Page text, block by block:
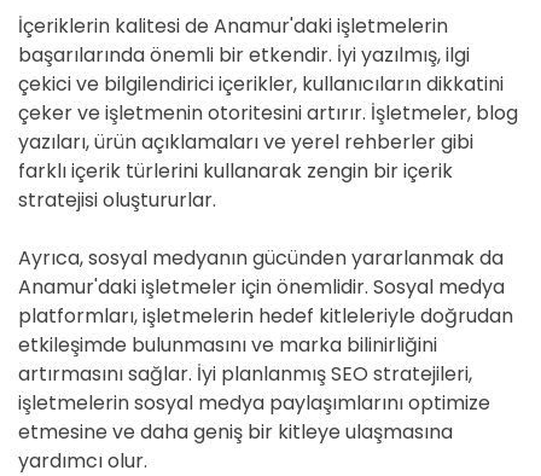
İçeriklerin kalitesi de Anamur'daki işletmelerin
başarılarında önemli bir etkendir. İyi yazılmış, ilgi
çekici ve bilgilendirici içerikler, kullanıcıların dikkatini
çeker ve işletmenin otoritesini artırır. İşletmeler, blog
yazıları, ürün açıklamaları ve yerel rehberler gibi
farklı içerik türlerini kullanarak zengin bir içerik
stratejisi oluştururlar.
Ayrıca, sosyal medyanın gücünden yararlanmak da
Anamur'daki işletmeler için önemlidir. Sosyal medya
platformları, işletmelerin hedef kitleleriyle doğrudan
etkileşimde bulunmasını ve marka bilinirliğini
artırmasını sağlar. İyi planlanmış SEO stratejileri,
işletmelerin sosyal medya paylaşımlarını optimize
etmesine ve daha geniş bir kitleye ulaşmasına
yardımcı olur.